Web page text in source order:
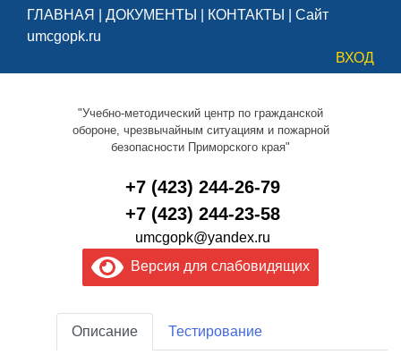
ГЛАВНАЯ ДОКУМЕНТЫ КОНТАКТЫ
Сайт
umcgopk.ru
ВХОД
"Учебно-методический центр по гражданской
обороне, чрезвычайным ситуациям и пожарной
безопасности Приморского края"
+7 (423) 244-26-79
+7 (423) 244-23-58
umcgopk@yandex.ru
Версия для слабовидящих
Описание Тестирование